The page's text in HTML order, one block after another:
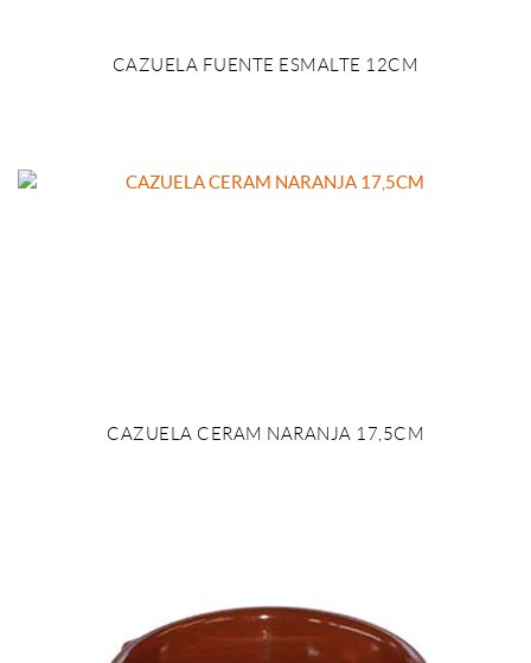
CAZUELA FUENTE ESMALTE 12CM
CAZUELA CERAM NARANJA 17,5CM